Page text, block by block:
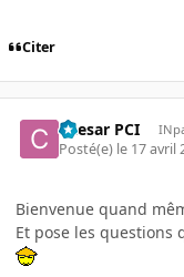
Citer
Caesar PCI
Posté(e) le 17 avril
Bienvenue quand
Et pose les questions